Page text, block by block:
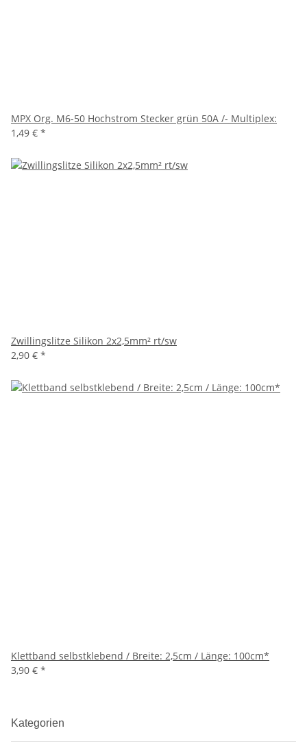
MPX Org. M6-50 Hochstrom Stecker grün 50A /- Multiplex:
1,49 € *
Zwillingslitze Silikon 2x2,5mm² rt/sw
2,90 € *
Klettband selbstklebend / Breite: 2,5cm / Länge: 100cm*
3,90 € *
Kategorien